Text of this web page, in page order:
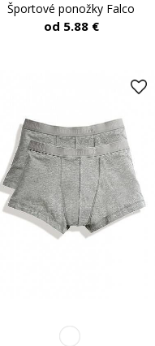
Športové ponožky Falco
od 5.88 €